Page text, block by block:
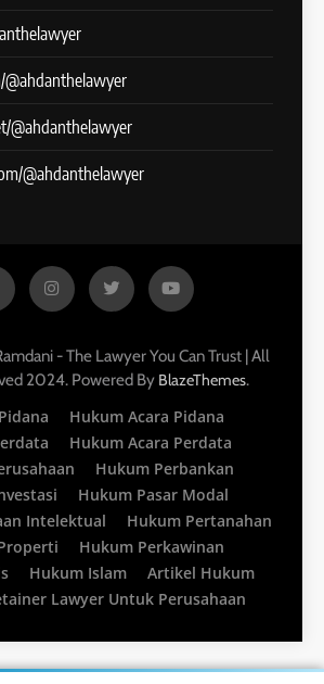
@ahdanthelawyer
@ahdanthelawyer
- The Lawyer You Can Trust | All
2024. Powered By BlazeThemes.
Hukum Acara Pidana
Hukum Acara Perdata
Hukum Perbankan
Hukum Pasar Modal
Intelektual
Hukum Pertanahan
Hukum Perkawinan
Hukum Islam
Artikel Hukum
Lawyer Untuk Perusahaan